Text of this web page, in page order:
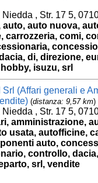
Niedda , Str. 17 5,
auto, auto nuova,
carrozzeria, comi,
di, direzione,
isuzu, srl
Srl (Affari generali e
(distanza: 9,57 km)
Niedda , Str. 17 5,
amministrazione,
usata, autofficine,
auto,
controllo,
srl, vendite